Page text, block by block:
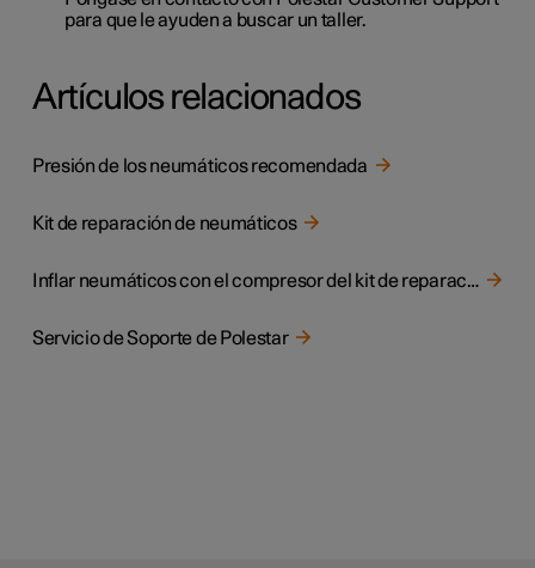
para que le ayuden a buscar un taller.
Artículos relacionados
Presión de los neumáticos recomendada
Kit de reparación de neumáticos
Inflar neumáticos con el compresor del kit de reparación de neumáticos
Servicio de Soporte de Polestar